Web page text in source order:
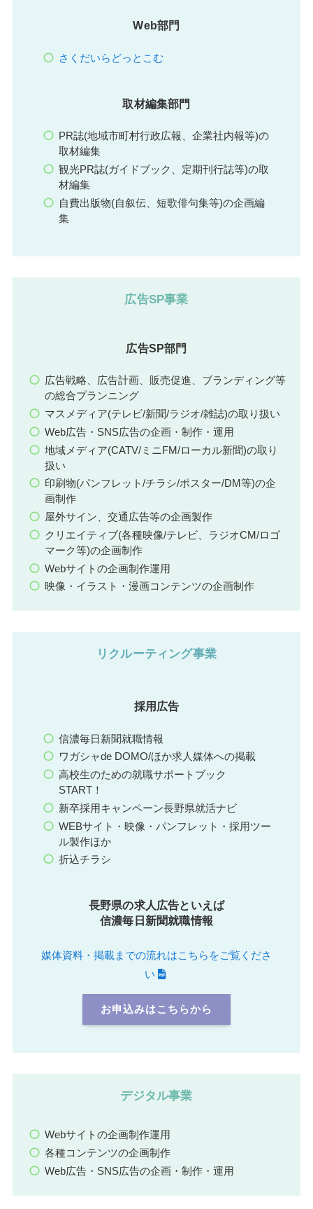
Web部門
さくだいらどっとこむ
取材編集部門
PR誌(地域市町村行政広報、企業社内報等)の
取材編集
観光PR誌(ガイドブック、定期刊行誌等)の取
材編集
自費出版物(自叙伝、短歌俳句集等)の企画編
集
広告SP事業
広告SP部門
広告戦略、広告計画、販売促進、ブランディング等
の総合プランニング
マスメディア(テレビ/新聞/ラジオ/雑誌)の取り扱い
Web広告・SNS広告の企画・制作・運用
地域メディア(CATV/ミニFM/ローカル新聞)の取り
扱い
印刷物(パンフレット/チラシ/ポスター/DM等)の企
画制作
屋外サイン、交通広告等の企画製作
クリエイティブ(各種映像/テレビ、ラジオCM/ロゴ
マーク等)の企画制作
Webサイトの企画制作運用
映像・イラスト・漫画コンテンツの企画制作
リクルーティング事業
採用広告
信濃毎日新聞就職情報
ワガシャde DOMO/ほか求人媒体への掲載
高校生のための就職サポートブック
START！
新卒採用キャンペーン長野県就活ナビ
WEBサイト・映像・パンフレット・採用ツー
ル製作ほか
折込チラシ
長野県の求人広告といえば
信濃毎日新聞就職情報
媒体資料・掲載までの流れはこちらをご覧くださ
い
お申込みはこちらから
デジタル事業
Webサイトの企画制作運用
各種コンテンツの企画制作
Web広告・SNS広告の企画・制作・運用